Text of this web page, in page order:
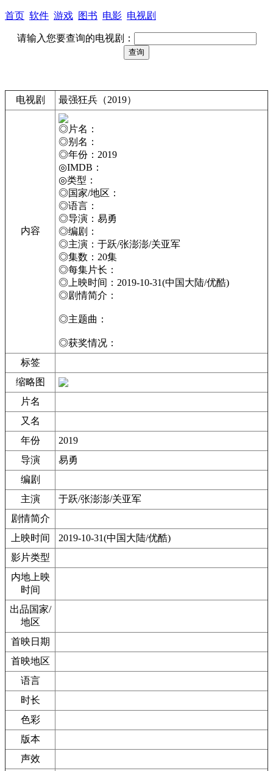
首页 软件 游戏 图书 电影 电视剧
请输入您要查询的电视剧：
电视剧 最强狂兵（2019）
内容
◎片名：
◎别名：
◎年份：2019
◎IMDB：
◎类型：
◎国家/地区：
◎语言：
◎导演：易勇
◎编剧：
◎主演：于跃/张澎澎/关亚军
◎集数：20集
◎每集片长：
◎上映时间：2019-10-31(中国大陆/优酷)
◎剧情简介：
◎主题曲：
◎获奖情况：
标签
缩略图
片名
又名
年份
2019
导演
易勇
编剧
主演
于跃/张澎澎/关亚军
剧情简介
上映时间
2019-10-31(中国大陆/优酷)
影片类型
内地上映
时间
出品国家/
地区
首映日期
首映地区
语言
时长
色彩
版本
声效